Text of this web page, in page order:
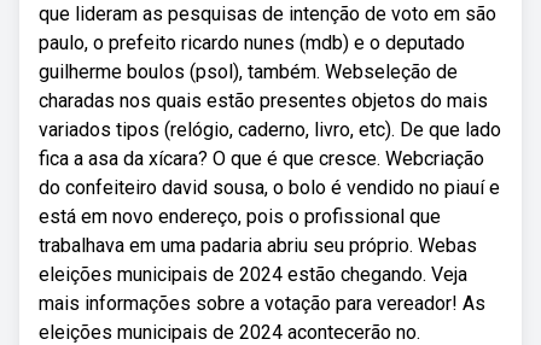
que lideram as pesquisas de intenção de voto em são
paulo, o prefeito ricardo nunes (mdb) e o deputado
guilherme boulos (psol), também. Webseleção de
charadas nos quais estão presentes objetos do mais
variados tipos (relógio, caderno, livro, etc). De que lado
fica a asa da xícara? O que é que cresce. Webcriação
do confeiteiro david sousa, o bolo é vendido no piauí e
está em novo endereço, pois o profissional que
trabalhava em uma padaria abriu seu próprio. Webas
eleições municipais de 2024 estão chegando. Veja
mais informações sobre a votação para vereador! As
eleições municipais de 2024 acontecerão no.